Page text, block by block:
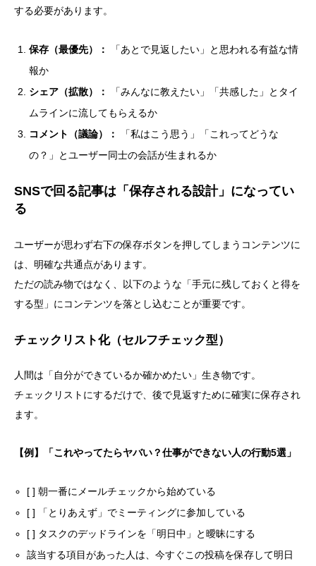
する必要があります。
保存（最優先）：
「あとで見返したい」と思われる有益な情
報か
シェア（拡散）：
「みんなに教えたい」「共感した」とタイ
ムラインに流してもらえるか
コメント（議論）：
「私はこう思う」「これってどうな
の？」とユーザー同士の会話が生まれるか
SNSで回る記事は「保存される設計」になってい
る
ユーザーが思わず右下の保存ボタンを押してしまうコンテンツに
は、明確な共通点があります。
ただの読み物ではなく、以下のような「手元に残しておくと得を
する型」にコンテンツを落とし込むことが重要です。
チェックリスト化（セルフチェック型）
人間は「自分ができているか確かめたい」生き物です。
チェックリストにするだけで、後で見返すために確実に保存され
ます。
【例】「これやってたらヤバい？仕事ができない人の行動5選」
[ ] 朝一番にメールチェックから始めている
[ ] 「とりあえず」でミーティングに参加している
[ ] タスクのデッドラインを「明日中」と曖昧にする
該当する項目があった人は、今すぐこの投稿を保存して明日